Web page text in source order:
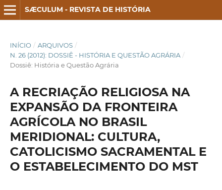
SÆCULUM - REVISTA DE HISTÓRIA
INÍCIO / ARQUIVOS /
N. 26 (2012): DOSSIÊ - HISTÓRIA E QUESTÃO AGRÁRIA /
Dossiê: História e Questão Agrária
A RECRIAÇÃO RELIGIOSA NA
EXPANSÃO DA FRONTEIRA
AGRÍCOLA NO BRASIL
MERIDIONAL: CULTURA,
CATOLICISMO SACRAMENTAL E
O ESTABELECIMENTO DO MST